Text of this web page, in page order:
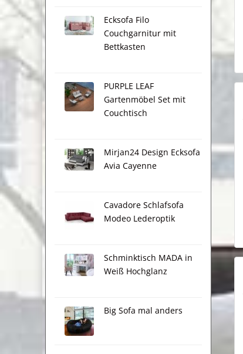
Ecksofa Filo
Couchgarnitur mit
Bettkasten
PURPLE LEAF
Gartenmöbel Set mit
Couchtisch
Mirjan24 Design Ecksofa
Avia Cayenne
Cavadore Schlafsofa
Modeo Lederoptik
Schminktisch MADA in
Weiß Hochglanz
Big Sofa mal anders